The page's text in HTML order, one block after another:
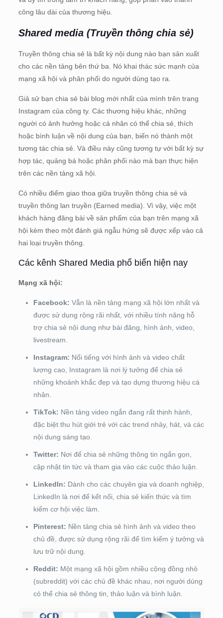
công lâu dài của thương hiệu.
Shared media (Truyền thông chia sẻ)
Truyền thông chia sẻ là bất kỳ nội dung nào bạn sản xuất
cho các nền tảng bên thứ ba. Nó khai thác sức mạnh của
mạng xã hội và phân phối do người dùng tạo ra.
Giả sử bạn chia sẻ bài blog mới nhất của mình trên trang
Instagram của công ty. Các thương hiệu khác, những
người có ảnh hưởng hoặc cá nhân có thể chia sẻ, thích
hoặc bình luận về nội dung của bạn, biến nó thành một
tương tác chia sẻ. Và điều này cũng tương tự với bất kỳ sự
hợp tác, quảng bá hoặc phân phối nào mà bạn thực hiện
trên các nền tảng xã hội.
Có nhiều điểm giao thoa giữa truyền thông chia sẻ và
truyền thông lan truyền (Earned media). Vì vậy, việc một
khách hàng đăng bài về sản phẩm của bạn trên mạng xã
hội kèm theo một đánh giá ngẫu hứng sẽ được xếp vào cả
hai loại truyền thông.
Các kênh Shared Media phổ biến hiện nay
Mạng xã hội:
Facebook: Vẫn là nền tảng mạng xã hội lớn nhất và
được sử dụng rộng rãi nhất, với nhiều tính năng hỗ
trợ chia sẻ nội dung như bài đăng, hình ảnh, video,
livestream.
Instagram: Nổi tiếng với hình ảnh và video chất
lượng cao, Instagram là nơi lý tưởng để chia sẻ
những khoảnh khắc đẹp và tạo dựng thương hiệu cá
nhân.
TikTok: Nền tảng video ngắn đang rất thịnh hành,
đặc biệt thu hút giới trẻ với các trend nhảy, hát, và các
nội dung sáng tạo.
Twitter: Nơi để chia sẻ những thông tin ngắn gọn,
cập nhật tin tức và tham gia vào các cuộc thảo luận.
LinkedIn: Dành cho các chuyên gia và doanh nghiệp,
LinkedIn là nơi để kết nối, chia sẻ kiến thức và tìm
kiếm cơ hội việc làm.
Pinterest: Nền tảng chia sẻ hình ảnh và video theo
chủ đề, được sử dụng rộng rãi để tìm kiếm ý tưởng và
lưu trữ nội dung.
Reddit: Một mạng xã hội gồm nhiều cộng đồng nhỏ
(subreddit) với các chủ đề khác nhau, nơi người dùng
có thể chia sẻ thông tin, thảo luận và bình luận.